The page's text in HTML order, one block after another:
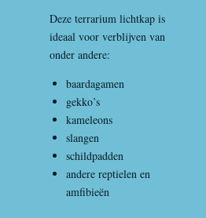
Deze terrarium lichtkap is
ideaal voor verblijven van
onder andere:
baardagamen
gekko’s
kameleons
slangen
schildpadden
andere reptielen en
amfibieën